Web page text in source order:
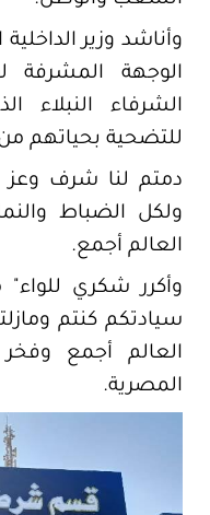
وأناشد وزير
الوجهة المشرفة
الشرفاء النبلاء
للتضحية بحياتهم من
دمتم لنا شرف وعز
ولكل الضباط
العالم أجمع.
وأكرر شكري للواء"
سيادتكم كنتم
العالم أجمع وفخر
المصرية.